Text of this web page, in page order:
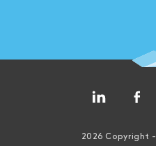
2026 Copyright -